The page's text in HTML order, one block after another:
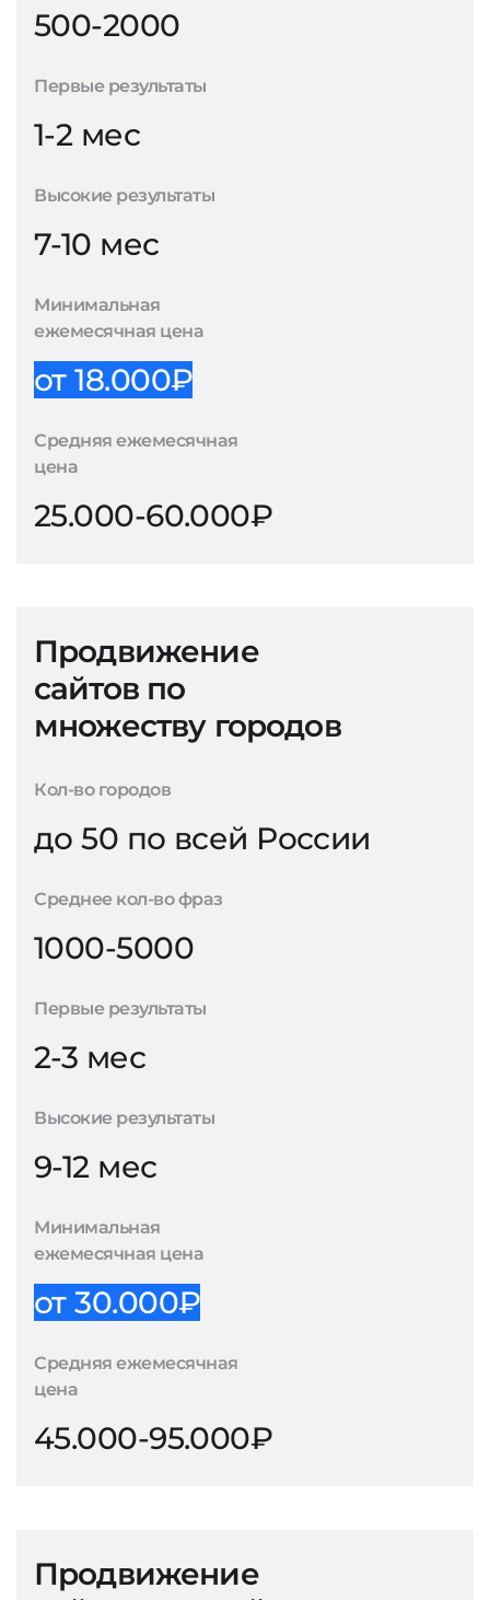
500-2000
Первые результаты
1-2 мес
Высокие результаты
7-10 мес
Минимальная
ежемесячная цена
от 18.000₽
Средняя ежемесячная
цена
25.000-60.000₽
Продвижение
сайтов по
множеству городов
Кол-во городов
до 50 по всей России
Среднее кол-во фраз
1000-5000
Первые результаты
2-3 мес
Высокие результаты
9-12 мес
Минимальная
ежемесячная цена
от 30.000₽
Средняя ежемесячная
цена
45.000-95.000₽
Продвижение